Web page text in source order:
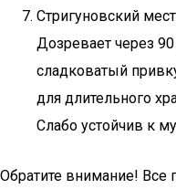
Стригуновский
Дозревает через
сладковатый
для длительного
Слабо устойчив к
Обратите внимание! Все